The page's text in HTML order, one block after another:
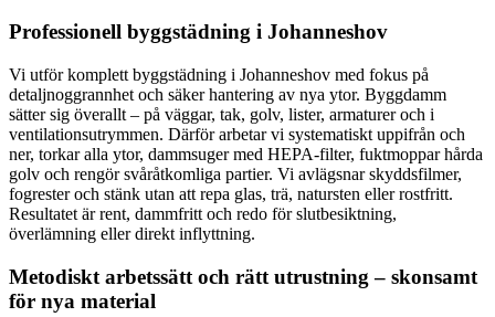
Professionell byggstädning i Johanneshov
Vi utför komplett byggstädning i Johanneshov med fokus på
detaljnoggrannhet och säker hantering av nya ytor. Byggdamm
sätter sig överallt – på väggar, tak, golv, lister, armaturer och i
ventilationsutrymmen. Därför arbetar vi systematiskt uppifrån och
ner, torkar alla ytor, dammsuger med HEPA-filter, fuktmoppar hårda
golv och rengör svåråtkomliga partier. Vi avlägsnar skyddsfilmer,
fogrester och stänk utan att repa glas, trä, natursten eller rostfritt.
Resultatet är rent, dammfritt och redo för slutbesiktning,
överlämning eller direkt inflyttning.
Metodiskt arbetssätt och rätt utrustning – skonsamt
för nya material